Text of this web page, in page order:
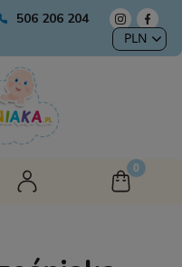
506 206 204